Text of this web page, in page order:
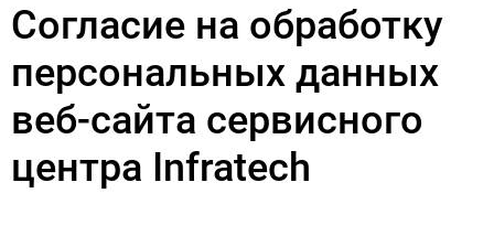
Согласие на обработку
персональных данных
веб-сайта сервисного
центра Infratech